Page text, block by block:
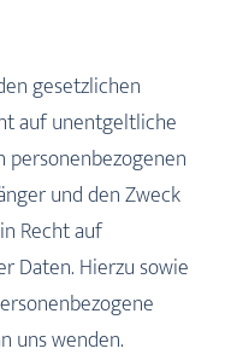
gesetzlichen
auf unentgeltliche
und den Zweck
Recht auf
Daten. Hierzu sowie
uns wenden.